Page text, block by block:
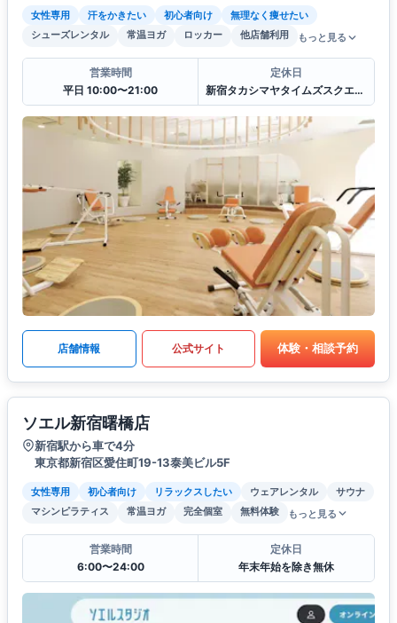
女性専用 汗をかきたい 初心者向け
無理なく痩せたい
シューズレンタル
常温ヨガ ロッカー 他店舗利用 もっと見る
営業時間
平日 10:00〜21:00
定休日
新宿タカシマヤタイムズスクエア休館日に準ずる
店舗情報 公式サイト 体験・相談予約
ソエル新宿曙橋店
新宿駅から車で4分
東京都新宿区愛住町19-13泰美ビル5F
女性専用 初心者向け リラックスしたい ウェアレンタル
サウナ
マシンピラティス
常温ヨガ 完全個室 無料体験 もっと見る
営業時間
6:00〜24:00
定休日
年末年始を除き無休